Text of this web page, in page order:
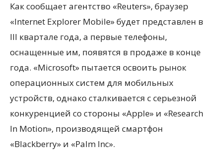
Как сообщает агентство «Reuters», браузер
«Internet Explorer Mobile» будет представлен в
III квартале года, а первые телефоны,
оснащенные им, появятся в продаже в конце
года. «Microsoft» пытается освоить рынок
операционных систем для мобильных
устройств, однако сталкивается с серьезной
конкуренцией со стороны «Apple» и «Research
In Motion», производящей смартфон
«Blackberry» и «Palm Inc».